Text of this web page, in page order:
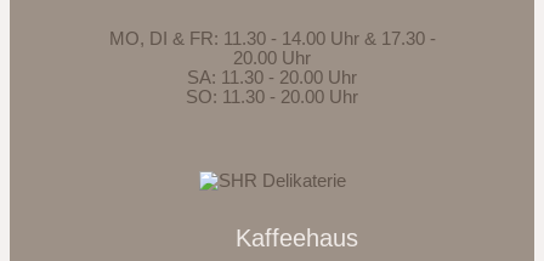
MO, DI & FR: 11.30 - 14.00 Uhr & 17.30 -
20.00 Uhr
SA: 11.30 - 20.00 Uhr
SO: 11.30 - 20.00 Uhr
Kaffeehaus